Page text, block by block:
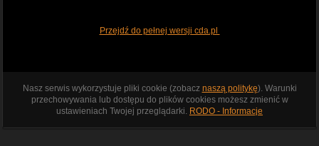
Przejdź do pełnej wersji cda.pl
Nasz serwis wykorzystuje pliki cookie (zobacz naszą politykę). Warunki
przechowywania lub dostępu do plików cookies możesz zmienić w
ustawieniach Twojej przeglądarki. RODO - Informacje